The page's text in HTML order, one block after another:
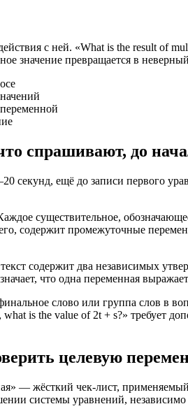
с ней. «What is the result of
значение превращается в
спрашивают, до
секунд, ещё до записи первого
существительное,
содержит промежуточные
содержит два независимых
что одна переменная
слово или группа слов в
is the value of 2t + s?» требует
целевую
— жёсткий чек-лист,
системы уравнений, независимо